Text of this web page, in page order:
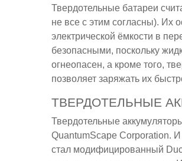
Твердотельные батареи
не все с этим согласны). Их
электрической ёмкости в
безопасными, поскольку
огнеопасен, а кроме того,
позволяет заряжать их
ТВЕРДОТЕЛЬНЫЕ
Твердотельные
QuantumScape Corporation.
стал модифицированный